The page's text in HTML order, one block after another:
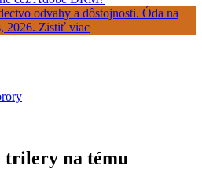
trilery na tému